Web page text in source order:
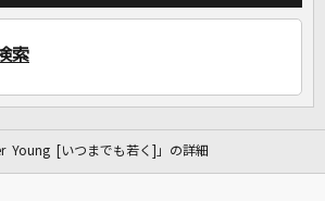
索
Young [いつまでも若く]」の詳細